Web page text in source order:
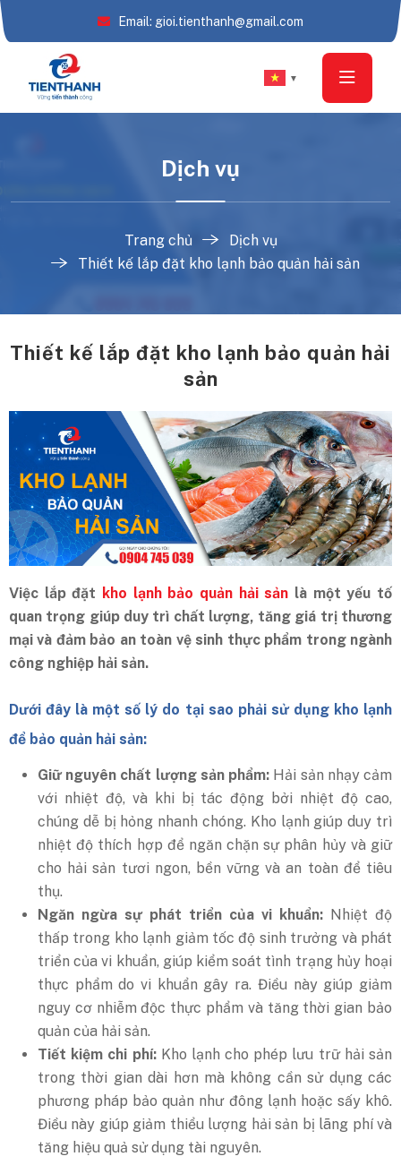
Email: gioi.tienthanh@gmail.com
▼
Dịch vụ
Trang chủ
Dịch vụ
Thiết kế lắp đặt kho lạnh bảo quản hải sản
Thiết kế lắp đặt kho lạnh bảo quản hải
sản
Việc lắp đặt kho lạnh bảo quản hải sản là một yếu tố
quan trọng giúp duy trì chất lượng, tăng giá trị thương
mại và đảm bảo an toàn vệ sinh thực phẩm trong ngành
công nghiệp hải sản.
Dưới đây là một số lý do tại sao phải sử dụng kho lạnh
để bảo quản hải sản:
Giữ nguyên chất lượng sản phẩm: Hải sản nhạy cảm
với nhiệt độ, và khi bị tác động bởi nhiệt độ cao,
chúng dễ bị hỏng nhanh chóng. Kho lạnh giúp duy trì
nhiệt độ thích hợp để ngăn chặn sự phân hủy và giữ
cho hải sản tươi ngon, bền vững và an toàn để tiêu
thụ.
Ngăn ngừa sự phát triển của vi khuẩn: Nhiệt độ
thấp trong kho lạnh giảm tốc độ sinh trưởng và phát
triển của vi khuẩn, giúp kiểm soát tình trạng hủy hoại
thực phẩm do vi khuẩn gây ra. Điều này giúp giảm
nguy cơ nhiễm độc thực phẩm và tăng thời gian bảo
quản của hải sản.
Tiết kiệm chi phí: Kho lạnh cho phép lưu trữ hải sản
trong thời gian dài hơn mà không cần sử dụng các
phương pháp bảo quản như đông lạnh hoặc sấy khô.
Điều này giúp giảm thiểu lượng hải sản bị lãng phí và
tăng hiệu quả sử dụng tài nguyên.